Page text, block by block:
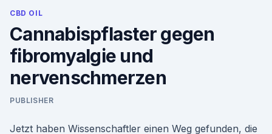
CBD OIL
Cannabispflaster gegen
fibromyalgie und
nervenschmerzen
PUBLISHER
Jetzt haben Wissenschaftler einen Weg gefunden, die